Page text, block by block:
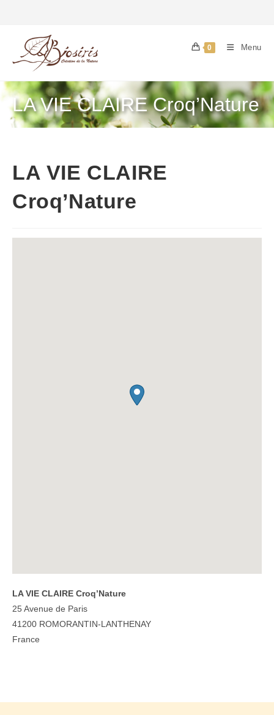
0 Menu
LA VIE CLAIRE Croq’Nature
LA VIE CLAIRE
Croq’Nature
LA VIE CLAIRE Croq’Nature
25 Avenue de Paris
41200 ROMORANTIN-LANTHENAY
France